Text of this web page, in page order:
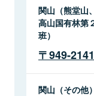
関山（熊堂山
高山国有林第
班）
949-2141
関山（その他）